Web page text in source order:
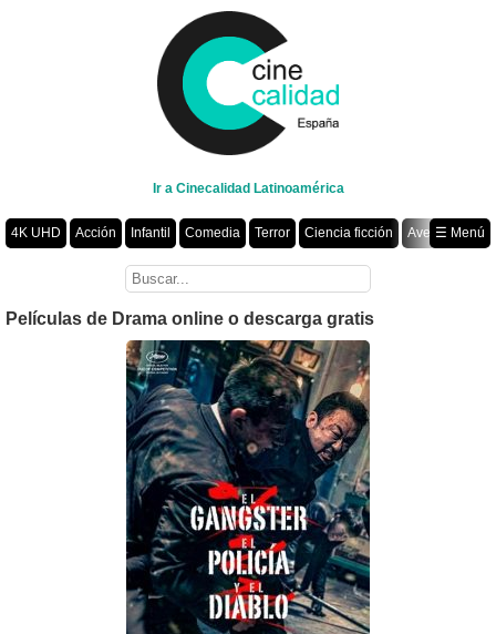
Ir a Cinecalidad Latinoamérica
4K UHD Acción Infantil Comedia Terror Ciencia ficción
Aventura
Romance Fantasía Drama Animación Crimen
☰ Menú
Películas de Drama online o descarga gratis